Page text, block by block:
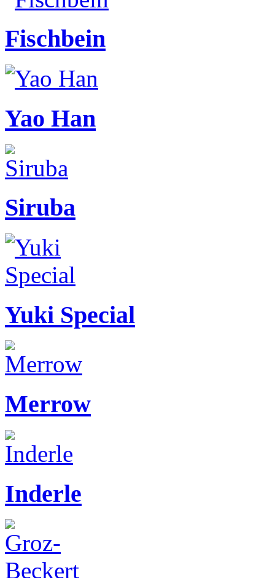
Fischbein
Yao Han
Siruba
Yuki Special
Merrow
Inderle